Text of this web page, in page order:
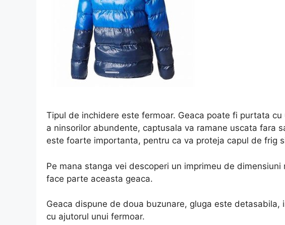
Tipul de inchidere este fermoar. Geaca poate fi purtata
a ninsorilor abundente, captusala va ramane uscata fara
este foarte importanta, pentru ca va proteja capul de frig
Pe mana stanga vei descoperi un imprimeu de
face parte aceasta geaca.
Geaca dispune de doua buzunare, gluga este
cu ajutorul unui fermoar.